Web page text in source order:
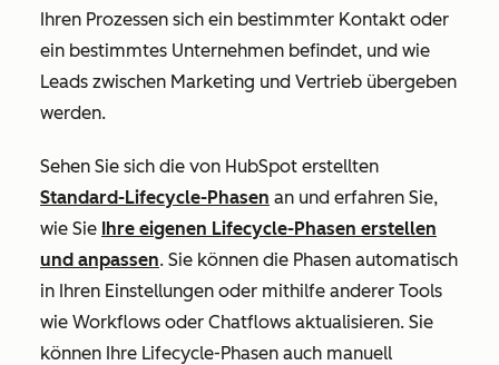
Ihren Prozessen sich ein bestimmter Kontakt oder
ein bestimmtes Unternehmen befindet, und wie
Leads zwischen Marketing und Vertrieb übergeben
werden.
Sehen Sie sich die von HubSpot erstellten
Standard-Lifecycle-Phasen an und erfahren Sie,
wie Sie Ihre eigenen Lifecycle-Phasen erstellen
und anpassen. Sie können die Phasen automatisch
in Ihren Einstellungen oder mithilfe anderer Tools
wie Workflows oder Chatflows aktualisieren. Sie
können Ihre Lifecycle-Phasen auch manuell